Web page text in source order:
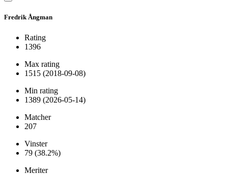
Fredrik Ångman
Rating
1396
Max rating
1515 (2018-09-08)
Min rating
1389 (2026-05-14)
Matcher
207
Vinster
79 (38.2%)
Meriter